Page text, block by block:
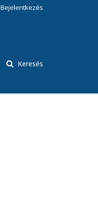
Keresés
Bejelentkezés